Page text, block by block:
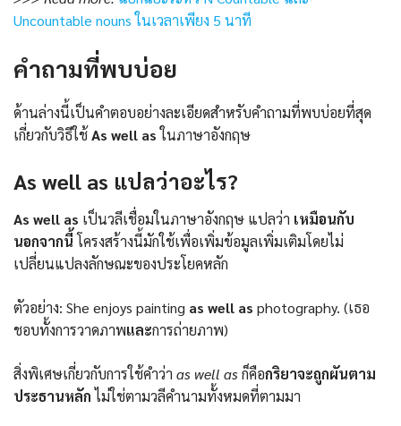
Uncountable nouns ในเวลาเพียง 5 นาที
คําถามที่พบบ่อย
ด้านล่างนี้เป็นคำตอบอย่างละเอียดสำหรับคำถามที่พบบ่อยที่สุด
เกี่ยวกับวิธีใช้As well asในภาษาอังกฤษ
As well as แปลว่าอะไร?
As well as เป็นวลีเชื่อมในภาษาอังกฤษ แปลว่า เหมือนกับ
นอกจากนี้โครงสร้างนี้มักใช้เพื่อเพิ่มข้อมูลเพิ่มเติมโดยไม่
เปลี่ยนแปลงลักษณะของประโยคหลัก
ตัวอย่าง: She enjoys painting as well as photography. (เธอ
ชอบทั้งการวาดภาพและการถ่ายภาพ)
สิ่งพิเศษเกี่ยวกับการใช้คำว่า as well as ก็คือกริยาจะถูกผันตาม
ประธานหลักไม่ใช่ตามวลีคำนามทั้งหมดที่ตามมา